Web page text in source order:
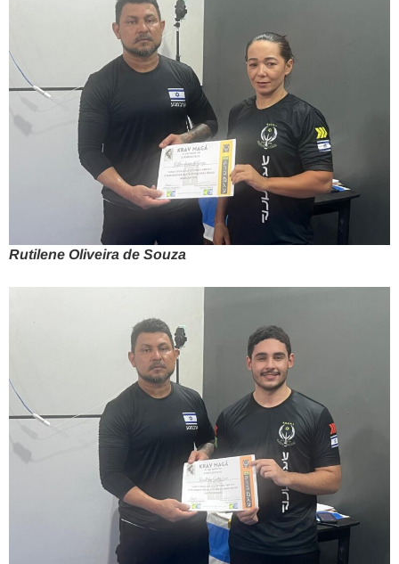
Rutilene Oliveira de Souza